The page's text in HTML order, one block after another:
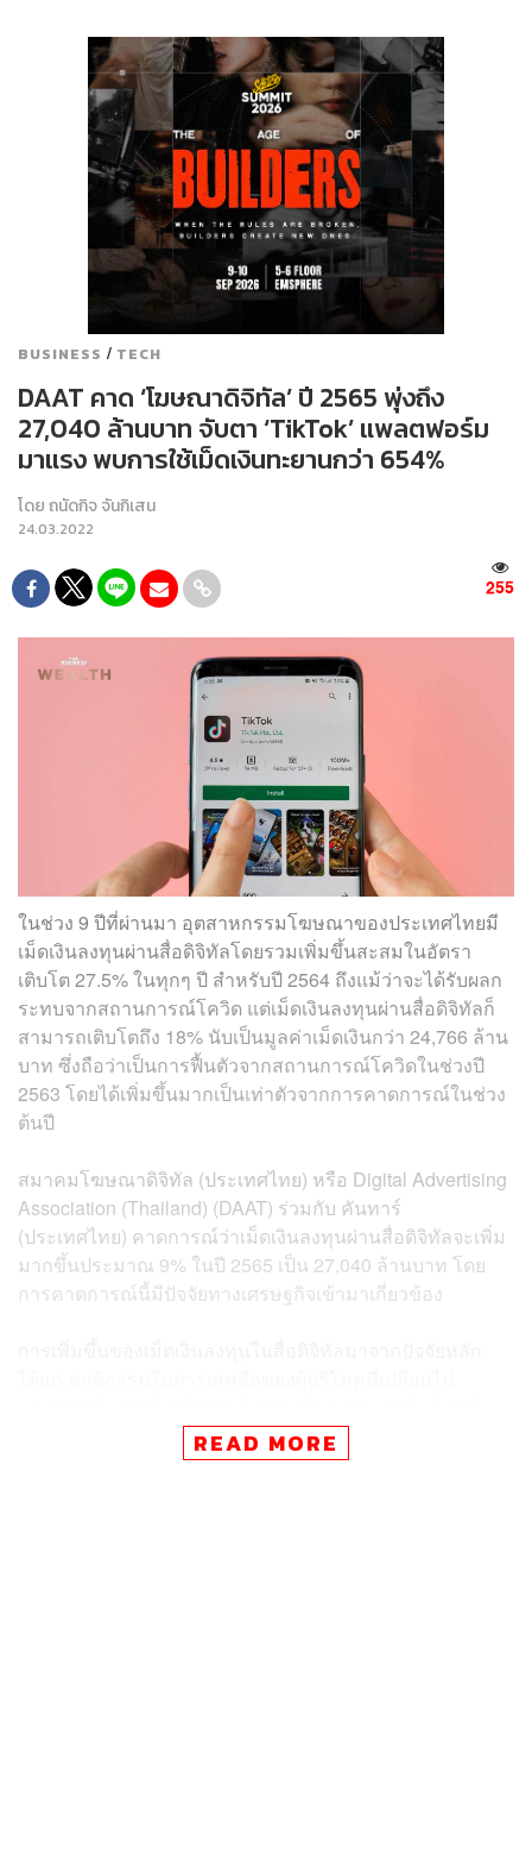
BUSINESS / TECH
DAAT คาด ‘โฆษณาดิจิทัล’ ปี 2565 พุ่งถึง
27,040 ล้านบาท จับตา ‘TikTok’ แพลตฟอร์ม
มาแรง พบการใช้เม็ดเงินทะยานกว่า 654%
โดยถนัดกิจ จันกิเสน
24.03.2022
255
ในช่วง 9 ปีที่ผ่านมา อุตสาหกรรมโฆษณาของประเทศไทยมี
เม็ดเงินลงทุนผ่านสื่อดิจิทัลโดยรวมเพิ่มขึ้นสะสมในอัตรา
เติบโต 27.5% ในทุกๆ ปี สำหรับปี 2564 ถึงแม้ว่าจะได้รับผลก
ระทบจากสถานการณ์โควิด แต่เม็ดเงินลงทุนผ่านสื่อดิจิทัลก็
สามารถเติบโตถึง 18% นับเป็นมูลค่าเม็ดเงินกว่า 24,766 ล้าน
บาท ซึ่งถือว่าเป็นการฟื้นตัวจากสถานการณ์โควิดในช่วงปี
2563 โดยได้เพิ่มขึ้นมากเป็นเท่าตัวจากการคาดการณ์ในช่วง
ต้นปี
สมาคมโฆษณาดิจิทัล (ประเทศไทย) หรือ Digital Advertising
Association (Thailand) (DAAT) ร่วมกับ คันทาร์
(ประเทศไทย) คาดการณ์ว่าเม็ดเงินลงทุนผ่านสื่อดิจิทัลจะเพิ่ม
มากขึ้นประมาณ 9% ในปี 2565 เป็น 27,040 ล้านบาท โดย
การคาดการณ์นี้มีปัจจัยทางเศรษฐกิจเข้ามาเกี่ยวข้อง
ก้าวหน้าเพิ่มมากขึ้น การเข้าถึงอินเตอร์เน็ตของผู้บริโภคที่
เพิ่มมากขึ้น และความเร็วของอินเตอร์ที่แรงขึ้น ซึ่งทั้งหมดนี้
READ MORE